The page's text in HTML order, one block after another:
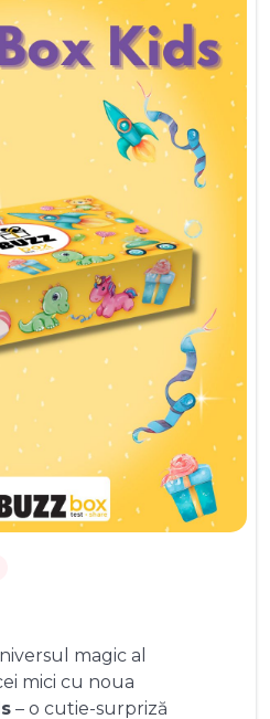
magic al
mici cu noua
– o cutie-surpriză